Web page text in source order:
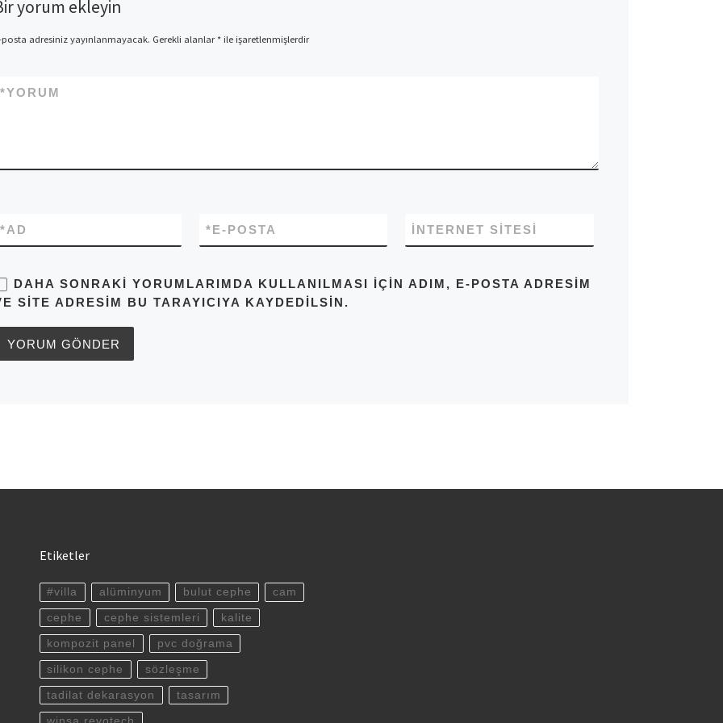
yorum ekleyin
posta adresiniz yayınlanmayacak. Gerekli alanlar*ile işaretlenmişlerdir
YORUM
*
AD
* E-POSTA
* İNTERNET SITESI
DAHA SONRAKI YORUMLARIMDA KULLANILMASI IÇIN ADIM, E-POSTA ADRESIM
SITE ADRESIM BU TARAYICIYA KAYDEDILSIN.
Etiketler
#villa alüminyum bulut cephe cam
cephe cephe sistemleri kalite
kompozit panel pvc doğrama
silikon cephe sözleşme
tadilat dekarasyon tasarım